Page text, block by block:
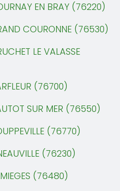
EN BRAY (76220)
COURONNE (76530)
LE VALASSE
(76700)
SUR MER (76550)
(76770)
(76230)
(76480)